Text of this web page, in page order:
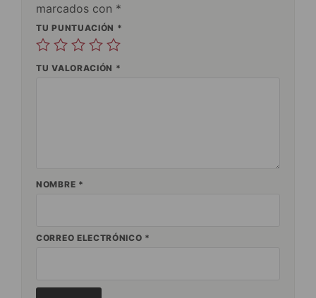
marcados con *
TU PUNTUACIÓN *
TU VALORACIÓN *
NOMBRE *
CORREO ELECTRÓNICO *